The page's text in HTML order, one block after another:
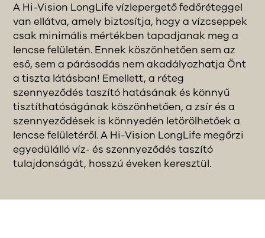
A Hi-Vision LongLife vízlepergető fedőréteggel
van ellátva, amely biztosítja, hogy a vízcseppek
csak minimális mértékben tapadjanak meg a
lencse felületén. Ennek köszönhetően sem az
eső, sem a párásodás nem akadályozhatja Önt
a tiszta látásban! Emellett, a réteg
szennyeződés taszító hatásának és könnyű
tisztíthatóságának köszönhetően, a zsír és a
szennyeződések is könnyedén letörölhetőek a
lencse felületéről. A Hi-Vision LongLife megőrzi
egyedülálló víz- és szennyeződés taszító
tulajdonságát, hosszú éveken keresztül.